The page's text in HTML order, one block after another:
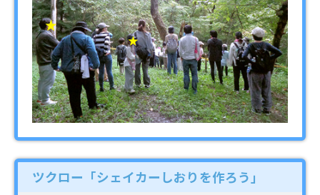
ツクロー「シェイカーしおりを作ろう」